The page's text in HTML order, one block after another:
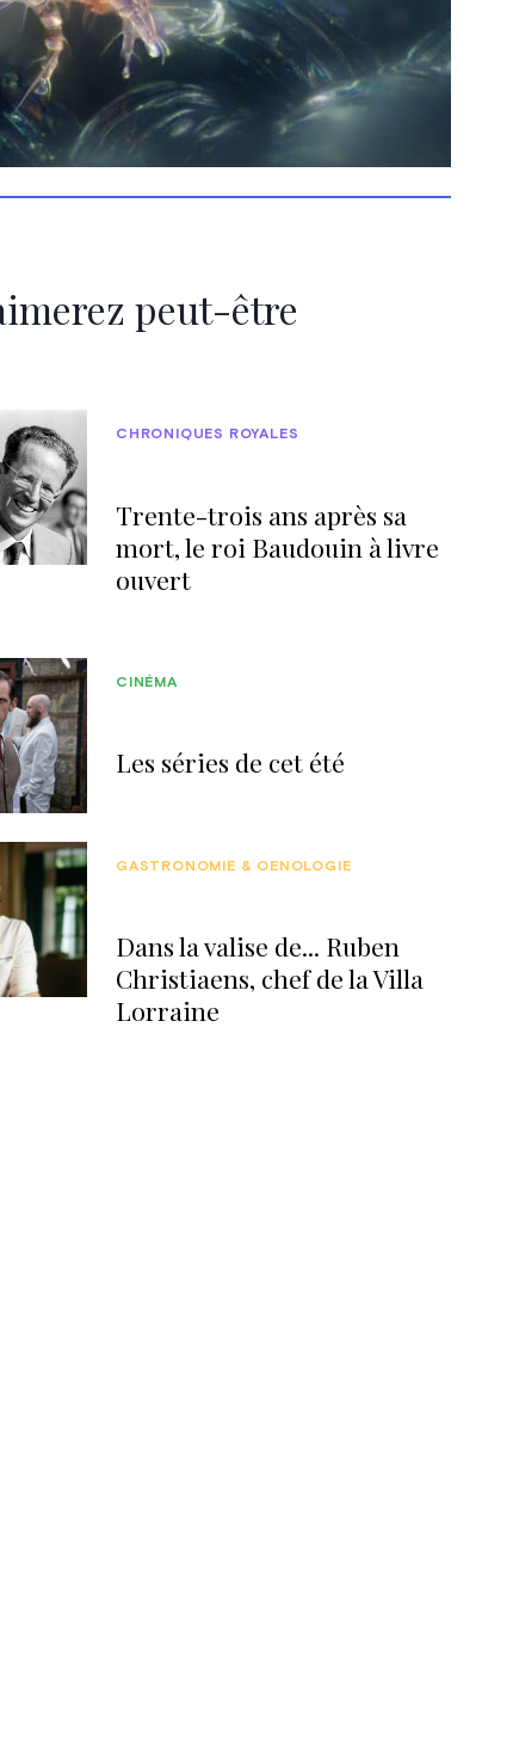
peut-être
Trente-trois ans après sa
mort, le roi Baudouin à livre
ouvert
CHRONIQUES ROYALES
Les séries de cet été
CINÉMA
Dans la valise de... Ruben
Christiaens, chef de la Villa
Lorraine
GASTRONOMIE & OENOLOGIE